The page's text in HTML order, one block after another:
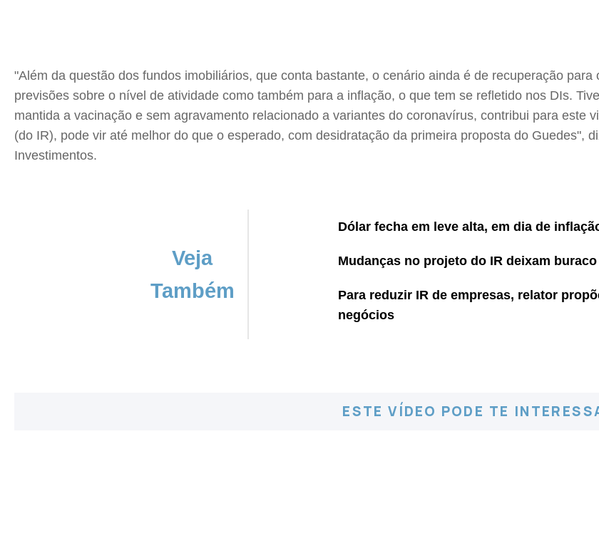
"Além da questão dos fundos imobiliários, que conta bastante, o cenário ainda é de recuperação
previsões sobre o nível de atividade como também para a inflação, o que tem se refletido nos DIs.
mantida a vacinação e sem agravamento relacionado a variantes do coronavírus, contribui para este
(do IR), pode vir até melhor do que o esperado, com desidratação da primeira proposta do Guedes",
Investimentos.
Veja
Também
Dólar fecha em leve alta, em dia de
Mudanças no projeto do IR deixam
Para reduzir IR de empresas, relator
negócios
ESTE VÍDEO PODE TE